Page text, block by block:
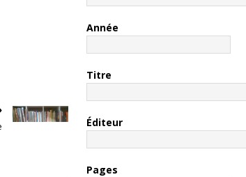
Année
Titre
Éditeur
Pages